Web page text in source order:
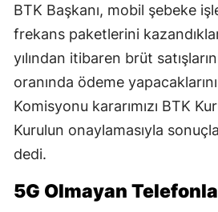
BTK Başkanı, mobil şebeke
frekans paketlerini
yılından itibaren brüt
oranında ödeme
Komisyonu kararımızı BTK
Kurulun onaylamasıyla
dedi.
5G Olmayan